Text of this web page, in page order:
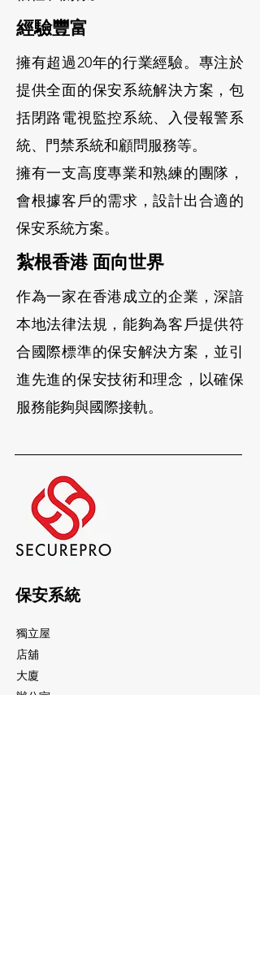
經驗豐富
擁有超過20年的行業經驗。專注於
提供全面的保安系統解決方案，包
括閉路電視監控系統、入侵報警系
統、門禁系統和顧問服務等。
擁有一支高度專業和熟練的團隊，
會根據客戶的需求，設計出合適的
保安系統方案。
紮根香港 面向世界
作為一家在香港成立的企業，深諳
本地法律法規，能夠為客戶提供符
合國際標準的保安解決方案，並引
進先進的保安技術和理念，以確保
服務能夠與國際接軌。
保安系統
獨立屋
店舖
大廈
辦公室